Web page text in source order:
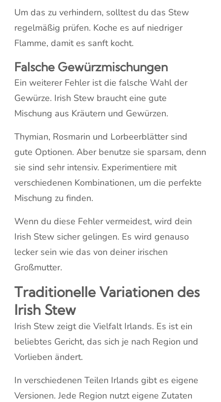
Um das zu verhindern, solltest du das Stew
regelmäßig prüfen. Koche es auf niedriger
Flamme, damit es sanft kocht.
Falsche Gewürzmischungen
Ein weiterer Fehler ist die falsche Wahl der
Gewürze. Irish Stew braucht eine gute
Mischung aus Kräutern und Gewürzen.
Thymian, Rosmarin und Lorbeerblätter sind
gute Optionen. Aber benutze sie sparsam, denn
sie sind sehr intensiv. Experimentiere mit
verschiedenen Kombinationen, um die perfekte
Mischung zu finden.
Wenn du diese Fehler vermeidest, wird dein
Irish Stew sicher gelingen. Es wird genauso
lecker sein wie das von deiner irischen
Großmutter.
Traditionelle Variationen des
Irish Stew
Irish Stew zeigt die Vielfalt Irlands. Es ist ein
beliebtes Gericht, das sich je nach Region und
Vorlieben ändert.
In verschiedenen Teilen Irlands gibt es eigene
Versionen. Jede Region nutzt eigene Zutaten